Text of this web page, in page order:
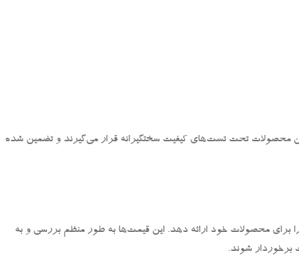
این محصولات تحت تست‌های کیفیت سختگیرانه قرار می‌گیرند و تضمین شده
برای محصولات خود ارائه دهد. این قیمت‌ها به طور منظم بررسی و به
برخوردار شوند.